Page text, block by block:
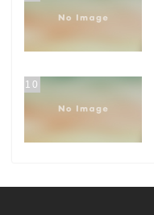
10